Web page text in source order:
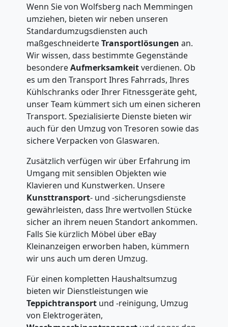
Wenn Sie von Wolfsberg nach Memmingen
umziehen, bieten wir neben unseren
Standardumzugsdiensten auch
maßgeschneiderteTransportlösungen an.
Wir wissen, dass bestimmte Gegenstände
besondereAufmerksamkeitverdienen. Ob
es um den Transport Ihres Fahrrads, Ihres
Kühlschranks oder Ihrer Fitnessgeräte geht,
unser Team kümmert sich um einen sicheren
Transport. Spezialisierte Dienste bieten wir
auch für den Umzug von Tresoren sowie das
sichere Verpacken von Glaswaren.
Zusätzlich verfügen wir über Erfahrung im
Umgang mit sensiblen Objekten wie
Klavieren und Kunstwerken. Unsere
Kunsttransport- und -sicherungsdienste
gewährleisten, dass Ihre wertvollen Stücke
sicher an ihrem neuen Standort ankommen.
Falls Sie kürzlich Möbel über eBay
Kleinanzeigen erworben haben, kümmern
wir uns auch um deren Umzug.
Für einen kompletten Haushaltsumzug
bieten wir Dienstleistungen wie
Teppichtransport und -reinigung, Umzug
von Elektrogeräten,